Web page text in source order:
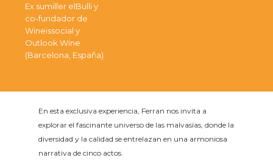
Ex sumiller elBulli y
co-fundador de
Wineissocial y
Outlook Wine
(Barcelona, España)
En esta exclusiva experiencia, Ferran nos invita a
explorar el fascinante universo de las malvasías, donde la
diversidad y la calidad se entrelazan en una armoniosa
narrativa de cinco actos.